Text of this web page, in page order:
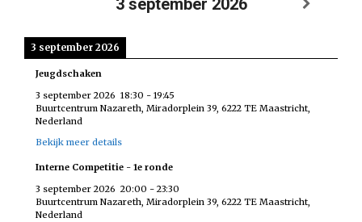
3 september 2026
Jeugdschaken
3 september 2026 18:30 - 19:45
Buurtcentrum Nazareth, Miradorplein 39, 6222 TE Maastricht,
Nederland
Bekijk meer details
Interne Competitie - 1e ronde
3 september 2026 20:00 - 23:30
Buurtcentrum Nazareth, Miradorplein 39, 6222 TE Maastricht,
Nederland